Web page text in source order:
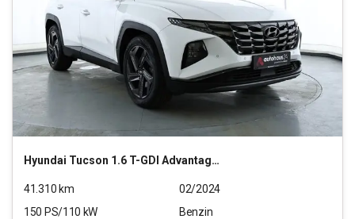
Hyundai Tucson 1.6 T-GDI Advantage 2WD (EURO 6d)(OPF)
41.310 km
02/2024
150 PS/110 kW
Benzin